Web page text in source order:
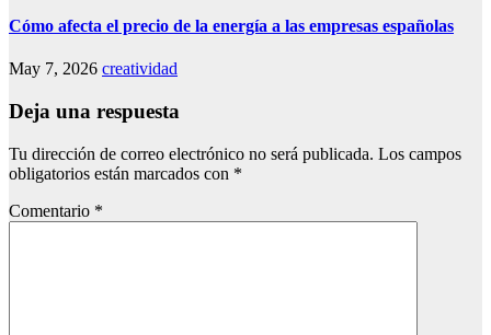
Cómo afecta el precio de la energía a las empresas españolas
May 7, 2026 creatividad
Deja una respuesta
Tu dirección de correo electrónico no será publicada. Los campos
obligatorios están marcados con *
Comentario *